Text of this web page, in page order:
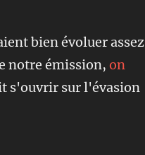
bien évoluer assez
notre émission,on
s'ouvrir sur l'évasion